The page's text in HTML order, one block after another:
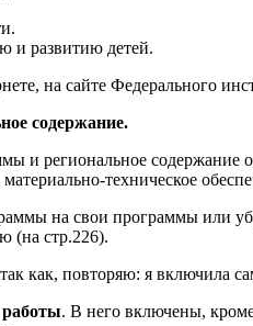
и развитию детей.
на сайте Федерального
содержание.
региональное содержание
техническое
на свои программы или
(на стр.226).
как, повторяю: я
. В него включены,